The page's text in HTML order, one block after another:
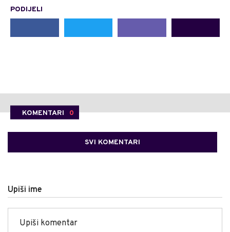
PODIJELI
KOMENTARI 0
SVI KOMENTARI
Upiši ime